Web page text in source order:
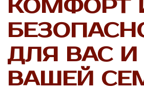
Безопасность и спокойствие.
Духовный центр – православный Храм
пророка Илии.